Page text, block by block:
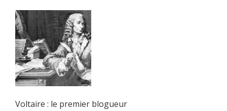
Voltaire : le premier blogueur